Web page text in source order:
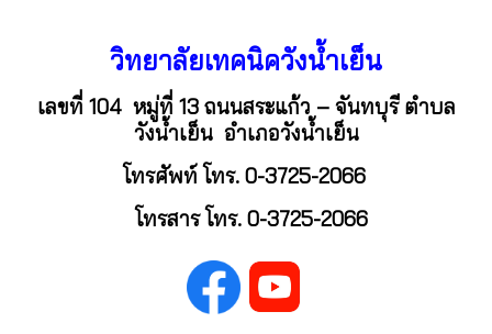
วิทยาลัยเทคนิควังน้ำเย็น
เลขที่ 104 หมู่ที่ 13 ถนนสระแก้ว – จันทบุรี ตำบล
วังน้ำเย็น อำเภอวังน้ำเย็น
โทรศัพท์ โทร. 0-3725-2066
โทรสาร โทร. 0-3725-2066